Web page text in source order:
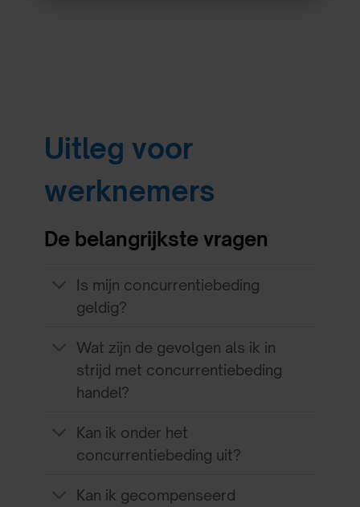
Uitleg voor
werknemers
De belangrijkste vragen
Is mijn concurrentiebeding
geldig?
Wat zijn de gevolgen als ik in
strijd met concurrentiebeding
handel?
Kan ik onder het
concurrentiebeding uit?
Kan ik gecompenseerd